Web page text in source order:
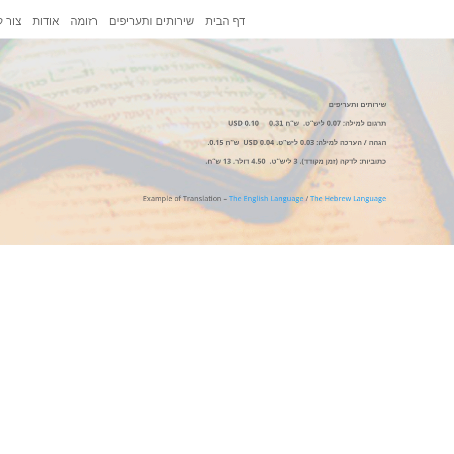
אודות רזומה שירותים ותעריפים דף הבית
שירותים ותעריפים
תרגום למילה; 0.07 ליש”ט.
ש”ח USD 0.10 0.31
הגהה / הערכה למילה: 0.03 ליש”ט. 0.04 USD ש”ח0.15
.
כתוביות: לדקה (זמן מקודד). 3 ליש”ט. 4
.50 דולר, 13 ש”ח.
Example of Translation – The English Language/The Hebrew Language